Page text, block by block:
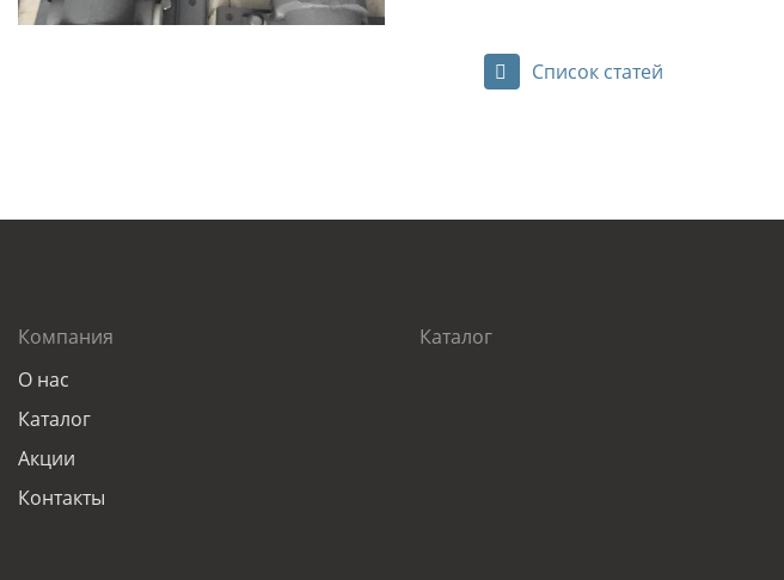
Список статей
Компания
О нас
Каталог
Акции
Контакты
Каталог